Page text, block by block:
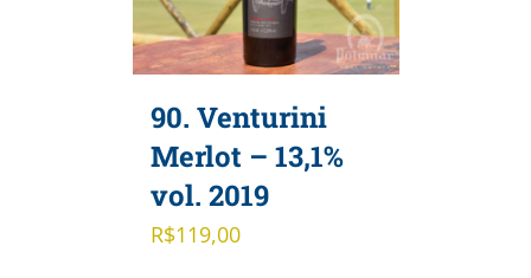
90. Venturini
Merlot – 13,1%
vol. 2019
R$119,00